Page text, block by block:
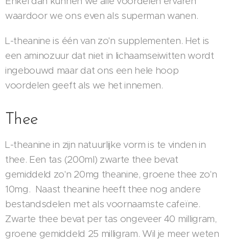
waardoor we ons even als superman wanen.
L-theanine is één van zo'n supplementen. Het is
een aminozuur dat niet in lichaamseiwitten wordt
ingebouwd maar dat ons een hele hoop
voordelen geeft als we het innemen.
Thee
L-theanine in zijn natuurlijke vorm is te vinden in
thee. Een tas (200ml) zwarte thee bevat
gemiddeld zo'n 20mg theanine, groene thee zo'n
10mg. Naast theanine heeft thee nog andere
bestandsdelen met als voornaamste cafeïne.
Zwarte thee bevat per tas ongeveer 40 milligram,
groene gemiddeld 25 milligram. Wil je meer weten